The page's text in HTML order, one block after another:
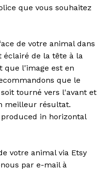
que vous souhaitez
de votre animal dans
de la tête à la
que l'image est en
que le
tourné vers l'avant et
meilleur résultat.
in horizontal
votre animal via Etsy
par e-mail à